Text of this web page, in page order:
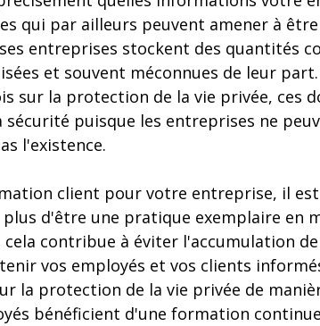
qui par ailleurs peuvent amener à
entreprises stockent des quantités
et souvent méconnues de leur
sur la protection de la vie privée, ces
puisque les entreprises ne
l'existence.
client pour votre entreprise, il
plus d'être une pratique exemplaire en
contribue à éviter l'accumulation
vos employés et vos clients
la protection de la vie privée de
bénéficient d'une formation